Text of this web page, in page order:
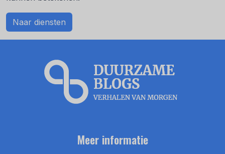
Naar diensten
Meer informatie